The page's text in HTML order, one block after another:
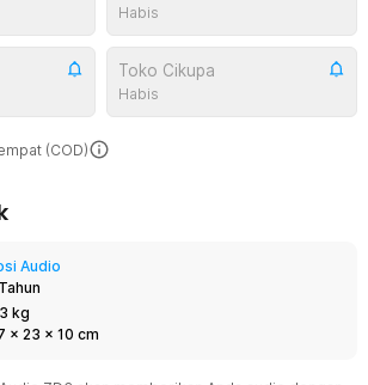
Habis
Toko Cikupa
Habis
(COD)
Audio
kg
x 23 x 10 cm